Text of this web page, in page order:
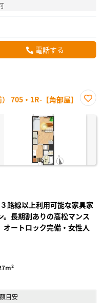
電話する
705・1R-【角部屋】
に入
路線以上利用可能な家具家
長期割ありの高松マンス
ートロック完備・女性人
目安